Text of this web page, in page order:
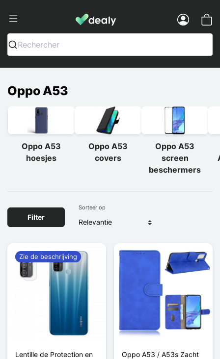
Dealy - Telefoonhoesjes en
Rechercher
Oppo A53
Oppo A53
hoesjes
Oppo A53
covers
Oppo A53
screen
beschermers
Filter
Sorteer op
Lentille de Protection en
Zie de beschrijving
Oppo A53 / A53s Zacht